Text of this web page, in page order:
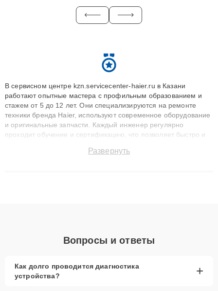
В сервисном центре kzn.servicecenter-haier.ru в Казани
работают опытные мастера с профильным образованием и
стажем от 5 до 12 лет. Они специализируются на ремонте
техники бренда Haier, используют современное оборудование
и оригинальные запчасти. Каждый инженер регулярно
проходит обучение и сертификацию, что позволяет быстро и
сохранением гарантии до 3 лет. Наши мастера решают
Развернуть
Вопросы и ответы
Как долго проводится диагностика
устройства?
+